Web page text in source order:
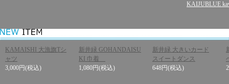
KAIJUBLUE
KAMAISHI 大漁旗Tシ
ャツ
3,000円(税込)
新井緑 GOHANDAISU
KI 巾着
1,080円(税込)
新井緑 大きいカード
スイートダンス
648円(税込)